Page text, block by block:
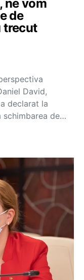
ne vom
de
trecut
David,
declarat la
schimbarea de…